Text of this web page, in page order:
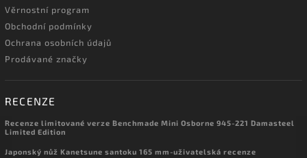
Věrnostní program
Obchodní podmínky
Ochrana osobních údajů
Prodávané značky
RECENZE
Recenze limitované verze Benchmade Mini Osborne 945-221 Damasteel
Limited Edition
Japonský nůž Kanetsune santoku 165 mm-uživatelská recenze